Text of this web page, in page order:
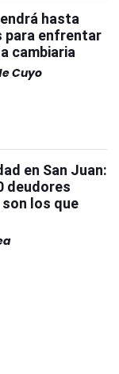
hasta
para enfrentar
cambiaria
Cuyo
en San Juan:
deudores
los que